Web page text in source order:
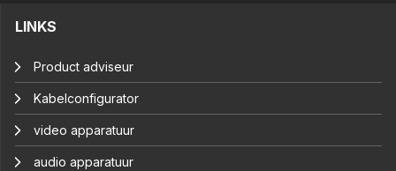
LINKS
Product adviseur
Kabelconfigurator
video apparatuur
audio apparatuur